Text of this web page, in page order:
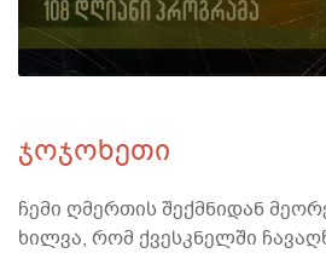
ჯოჯოხეთი
ჩემი ღმერთის შექმნიდან
ხილვა, რომ ქვესკნელში